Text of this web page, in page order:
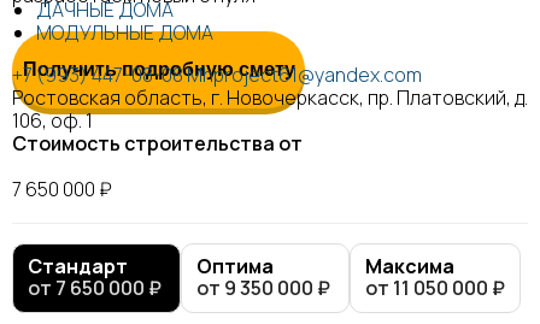
ДАЧНЫЕ ДОМА
МОДУЛЬНЫЕ ДОМА
+7 (993) 447-08-08Mhproject61@yandex.com
Ростовская область, г. Новочеркасск, пр. Платовский, д.
106, оф. 1
Получить подробную смету
Стоимость строительства от
7 650 000 ₽
Стандарт
от 7 650 000 ₽
Оптима
от 9 350 000 ₽
Максима
от 11 050 000 ₽